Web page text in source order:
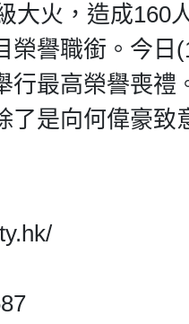
大火，造成160
榮譽職銜。今日
行最高榮譽喪禮
了是向何偉豪致